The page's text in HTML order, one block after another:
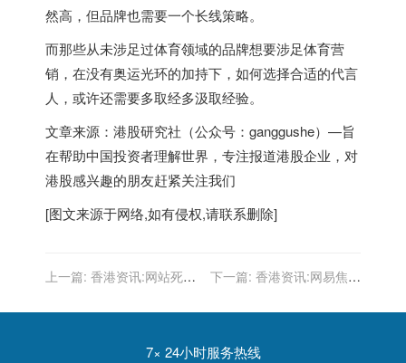
然高，但品牌也需要一个长线策略。
而那些从未涉足过体育领域的品牌想要涉足体育营
销，在没有奥运光环的加持下，如何选择合适的代言
人，或许还需要多取经多汲取经验。
文章来源：港股研究社（公众号：ganggushe）—旨
在帮助中国投资者理解世界，专注报道港股企业，对
港股感兴趣的朋友赶紧关注我们
[图文来源于网络,如有侵权,请联系删除]
上一篇: 香港资讯:网站死链
死链的产生及其处理技巧解
下一篇: 香港资讯:网易焦虑
7× 24小时服务热线